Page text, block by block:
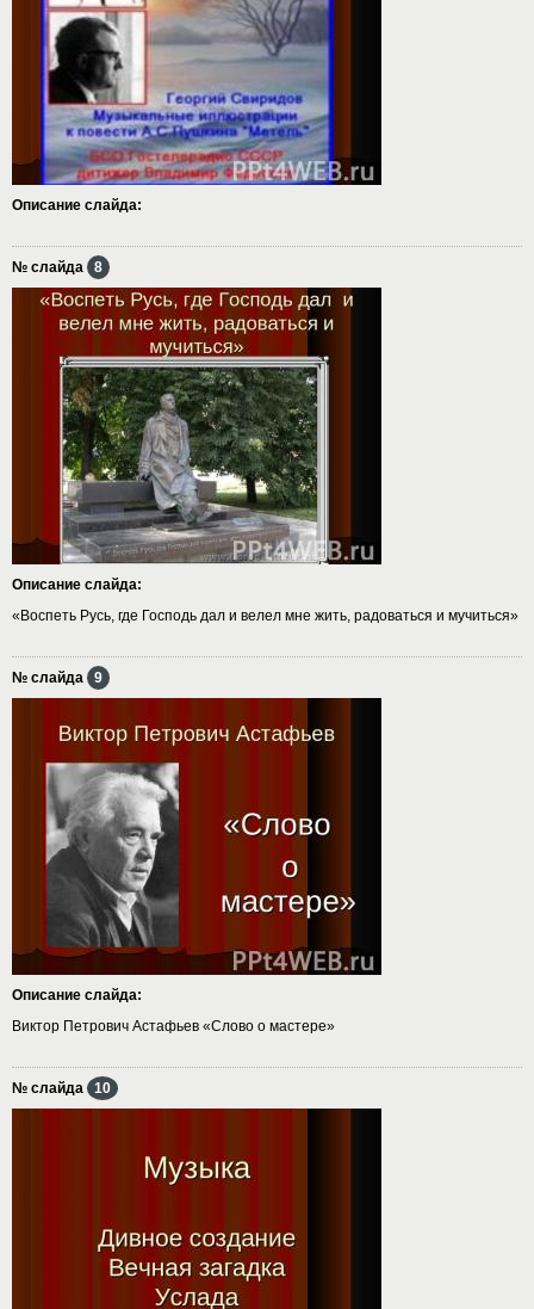
Описание слайда:
№ слайда 8
Описание слайда:
«Воспеть Русь, где Господь дал и велел мне жить, радоваться и мучиться»
№ слайда 9
Описание слайда:
Виктор Петрович Астафьев «Слово о мастере»
№ слайда 10